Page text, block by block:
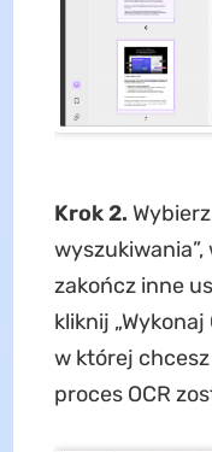
Krok 2.
zakończ inne
kliknij
w której chcesz
proces OCR